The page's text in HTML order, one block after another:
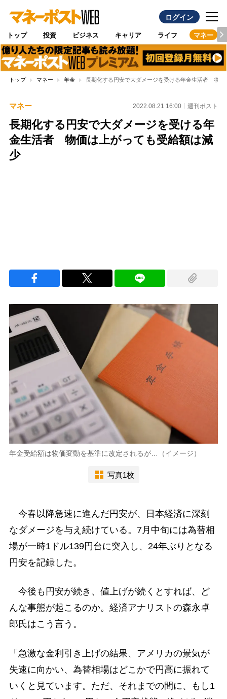
ログイン
トップ 投資 ビジネス キャリア ライフ マネー
トップ マネー 年金 長期化する円安で大ダメージを受ける年金生活者 物価
マネー 2022.08.21 16:00 週刊ポスト
長期化する円安で大ダメージを受ける年
金生活者 物価は上がっても受給額は減
少
年金受給額は物価変動を基準に改定されるが…（イメージ）
写真1枚
今春以降急速に進んだ円安が、日本経済に深刻
なダメージを与え続けている。7月中旬には為替相
場が一時1ドル139円台に突入し、24年ぶりとなる
円安を記録した。
今後も円安が続き、値上げが続くとすれば、ど
んな事態が起こるのか。経済アナリストの森永卓
郎氏はこう言う。
「急激な金利引き上げの結果、アメリカの景気が
失速に向かい、為替相場はどこかで円高に振れて
いくと見ています。ただ、それまでの間に、もし1